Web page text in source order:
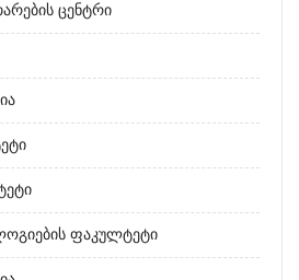
Ცენტრი
Ფაკულტეტი